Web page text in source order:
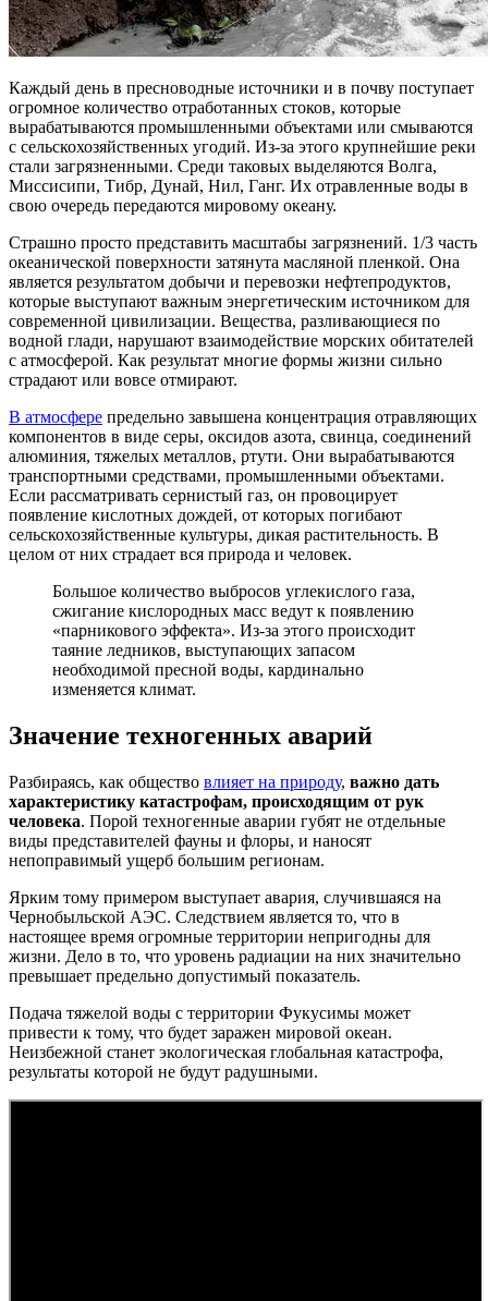
Каждый день в пресноводные источники и в почву поступает
огромное количество отработанных стоков, которые
вырабатываются промышленными объектами или смываются
с сельскохозяйственных угодий. Из-за этого крупнейшие реки
стали загрязненными. Среди таковых выделяются Волга,
Миссисипи, Тибр, Дунай, Нил, Ганг. Их отравленные воды в
свою очередь передаются мировому океану.
Страшно просто представить масштабы загрязнений. 1/3 часть
океанической поверхности затянута масляной пленкой. Она
является результатом добычи и перевозки нефтепродуктов,
которые выступают важным энергетическим источником для
современной цивилизации. Вещества, разливающиеся по
водной глади, нарушают взаимодействие морских обитателей
с атмосферой. Как результат многие формы жизни сильно
страдают или вовсе отмирают.
В атмосфере предельно завышена концентрация отравляющих
компонентов в виде серы, оксидов азота, свинца, соединений
алюминия, тяжелых металлов, ртути. Они вырабатываются
транспортными средствами, промышленными объектами.
Если рассматривать сернистый газ, он провоцирует
появление кислотных дождей, от которых погибают
сельскохозяйственные культуры, дикая растительность. В
целом от них страдает вся природа и человек.
Большое количество выбросов углекислого газа,
сжигание кислородных масс ведут к появлению
«парникового эффекта». Из-за этого происходит
таяние ледников, выступающих запасом
необходимой пресной воды, кардинально
изменяется климат.
Значение техногенных аварий
Разбираясь, как общество влияет на природу, важно дать
характеристику катастрофам, происходящим от рук
человека. Порой техногенные аварии губят не отдельные
виды представителей фауны и флоры, и наносят
непоправимый ущерб большим регионам.
Ярким тому примером выступает авария, случившаяся на
Чернобыльской АЭС. Следствием является то, что в
настоящее время огромные территории непригодны для
жизни. Дело в то, что уровень радиации на них значительно
превышает предельно допустимый показатель.
Подача тяжелой воды с территории Фукусимы может
привести к тому, что будет заражен мировой океан.
Неизбежной станет экологическая глобальная катастрофа,
результаты которой не будут радушными.